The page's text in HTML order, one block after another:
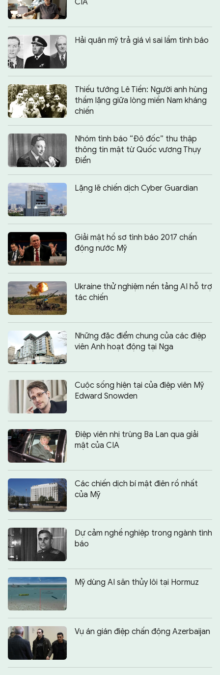
Hải quân mỹ trả giá vì sai lầm tình báo
Thiếu tướng Lê Tiền: Người anh hùng
thầm lặng giữa lòng miền Nam kháng
chiến
Nhóm tình báo “Đô đốc” thu thập
thông tin mật từ Quốc vương Thụy
Điển
Lặng lẽ chiến dịch Cyber Guardian
Giải mật hồ sơ tình báo 2017 chấn
động nước Mỹ
Ukraine thử nghiệm nền tảng AI hỗ trợ
tác chiến
Những đặc điểm chung của các điệp
viên Anh hoạt động tại Nga
Cuộc sống hiện tại của điệp viên Mỹ
Edward Snowden
Điệp viên nhị trùng Ba Lan qua giải
mật của CIA
Các chiến dịch bí mật điên rồ nhất
của Mỹ
Dự cảm nghề nghiệp trong ngành tình
báo
Mỹ dùng AI săn thủy lôi tại Hormuz
Vụ án gián điệp chấn động Azerbaijan